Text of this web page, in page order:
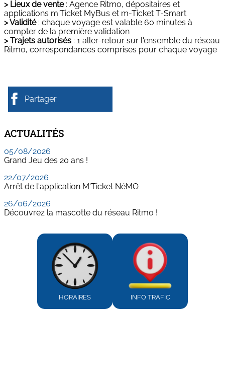
> Lieux de vente: Agence Ritmo, dépositaires et
applications m'Ticket MyBus et m-Ticket T-Smart
> Validité: chaque voyage est valable 60 minutes à
compter de la première validation
> Trajets autorisés : 1 aller-retour sur l'ensemble du réseau
Ritmo, correspondances comprises pour chaque voyage
Partager
ACTUALITÉS
05/08/2026
Grand Jeu des 20 ans !
22/07/2026
Arrêt de l'application M'Ticket NéMO
26/06/2026
Découvrez la mascotte du réseau Ritmo !
HORAIRES INFO TRAFIC